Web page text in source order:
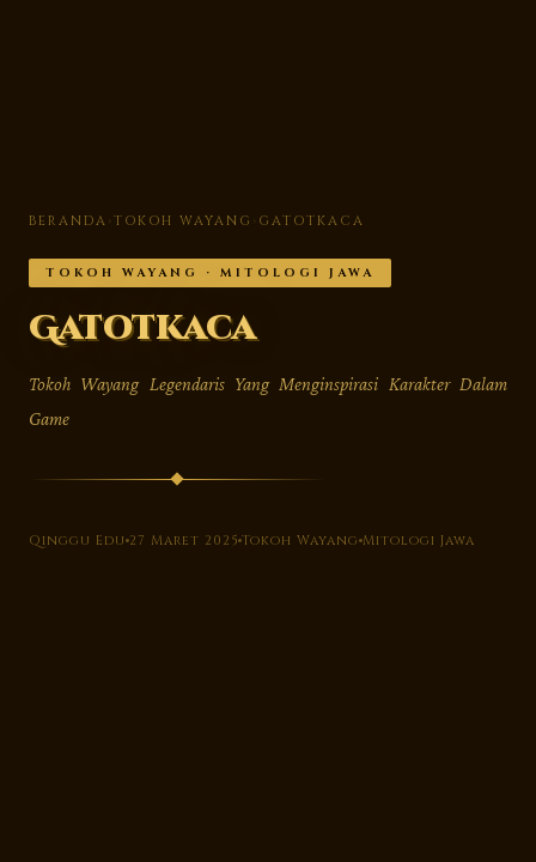
BERANDA ›TOKOH WAYANG › GATOTKACA
TOKOH WAYANG · MITOLOGI JAWA
Gatotkaca
Tokoh Wayang Legendaris Yang Menginspirasi Karakter Dalam
Game
Qinggu Edu 27 Maret 2025 Tokoh Wayang Mitologi Jawa